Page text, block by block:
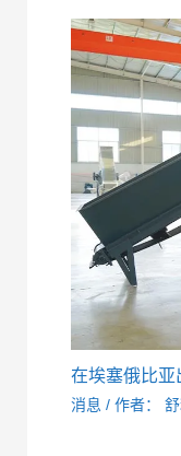
在埃塞俄比亚
消息 / 作者：